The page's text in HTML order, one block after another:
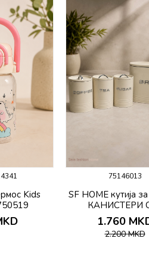
Kids
75146013
SF HOME кутија
КАНИСТЕРИ
1.760
2.200MKD